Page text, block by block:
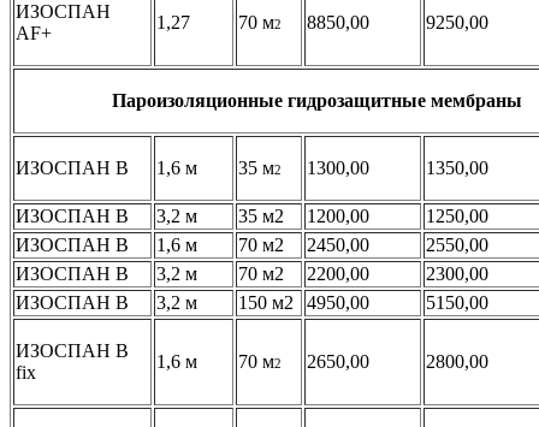
ИЗОСПАН
АF+
1,27 70 м2 8850,00 9250,00
Пароизоляционные гидрозащитные мембраны
ИЗОСПАН В 1,6 м 35 м2 1300,00 1350,00
ИЗОСПАН В 3,2 м 35 м2 1200,00
1250,00
ИЗОСПАН В
1,6 м 70 м2 2450,00
2550,00
ИЗОСПАН В
3,2 м 70 м2 2200,00
2300,00
ИЗОСПАН В
3,2 м 150 м2 4950,00 5150,00
ИЗОСПАН В
fix
1,6 м 70 м2 2650,00 2800,00